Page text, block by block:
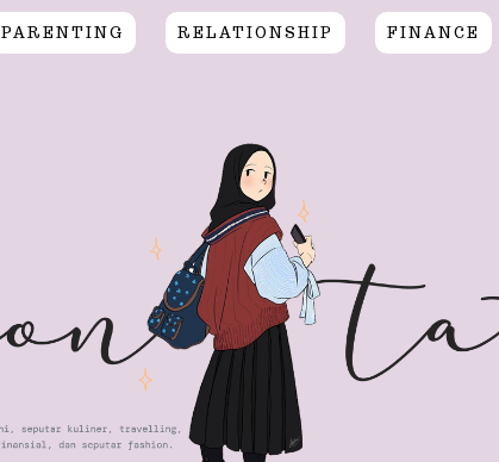
PARENTING RELATIONSHIP FINANCE